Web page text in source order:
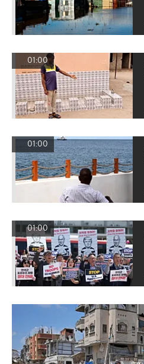
01:00
01:00
01:00